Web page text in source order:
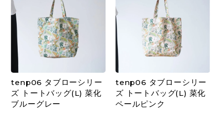
tenp06 タブローシリー
ズ トートバッグ(L) 菜化
ブルーグレー
tenp06 タブローシリー
ズ トートバッグ(L) 菜化
ペールピンク